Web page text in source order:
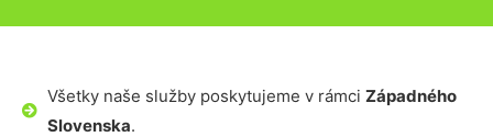
Všetky naše služby poskytujeme v rámci Západného
Slovenska.